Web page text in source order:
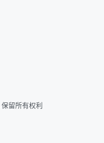
留所有权利